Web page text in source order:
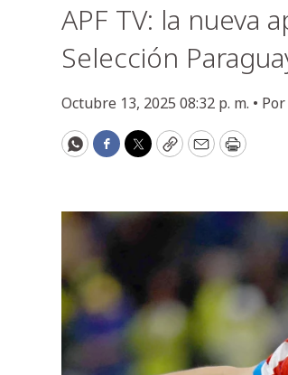
APF TV: la nueva
Selección
Octubre 13, 2025 08:32 p. m. • Por
WhatsApp
Facebook
Twitter
CopyEmailPrint